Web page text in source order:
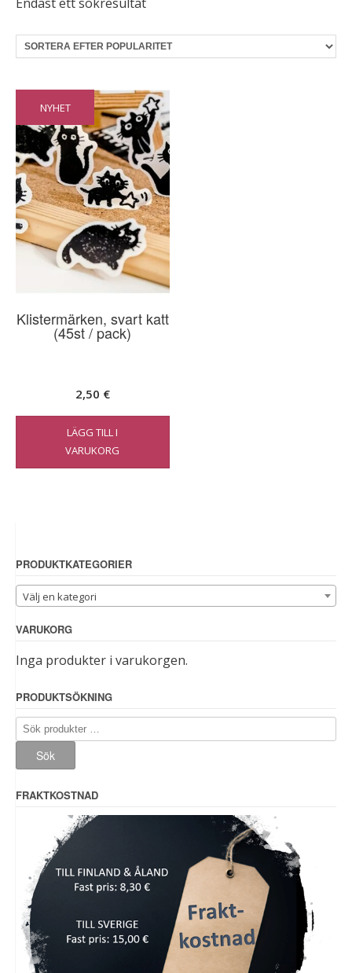
NYHET
Klistermärken, svart katt
(45st / pack)
2,50 €
LÄGG TILL I
VARUKORG
PRODUKTKATEGORIER
Välj en kategori
VARUKORG
Inga produkter i varukorgen.
PRODUKTSÖKNING
Sök
efter:
Sök
FRAKTKOSTNAD